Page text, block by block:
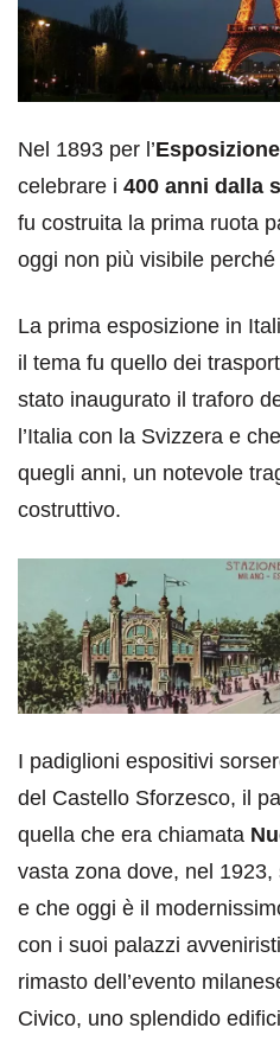
Nel 1893 per l’
celebrare i 400 anni dalla
fu costruita la prima ruota
oggi non più visibile
La prima esposizione in
il tema fu quello dei
stato inaugurato il traforo
l’Italia con la Svizzera e
quegli anni, un notevole
costruttivo.
I padiglioni espositivi
del Castello Sforzesco, il
quella che era chiamata
vasta zona dove, nel
e che oggi è il
con i suoi palazzi
rimasto dell’evento
Civico, uno splendido